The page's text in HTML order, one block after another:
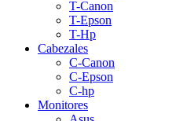
T-Canon
T-Epson
T-Hp
Cabezales
C-Canon
C-Epson
C-hp
Monitores